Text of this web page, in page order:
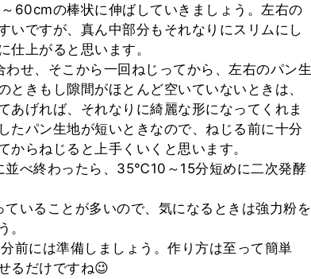
60cmの棒状に伸ばしていきましょう。左右の
いですが、真ん中部分もそれなりにスリムにし
仕上がると思います。
わせ、そこから一回ねじってから、左右のパン生
きもし隙間がほとんど空いていないときは、
あげれば、それなりに綺麗な形になってくれま
たパン生地が短いときなので、ねじる前に十分
らねじると上手くいくと思います。
並べ終わったら、35℃10～15分短めに二次発酵
ていることが多いので、気になるときは強力粉を
。
前には準備しましょう。作り方は至って簡単
るだけですね😉